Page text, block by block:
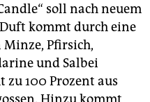
soll nach neuem
kommt durch eine
Minze, Pfirsich,
und Salbei
zu 100 Prozent aus